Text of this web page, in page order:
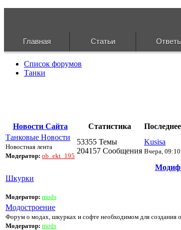
Главная Статьи
Список форумов
Танки
Новости Сайта Статистика
Танковые Новости
Новостная лента
Модератор: ob_ekt_195
53355 Темы
204157 Сообщения
Kusisa
Вчера, 09:10
Шкурки
Модератор: mods
Модостроение
Форум о модах, шкурках и софте необходимом для создания
Модератор: mods